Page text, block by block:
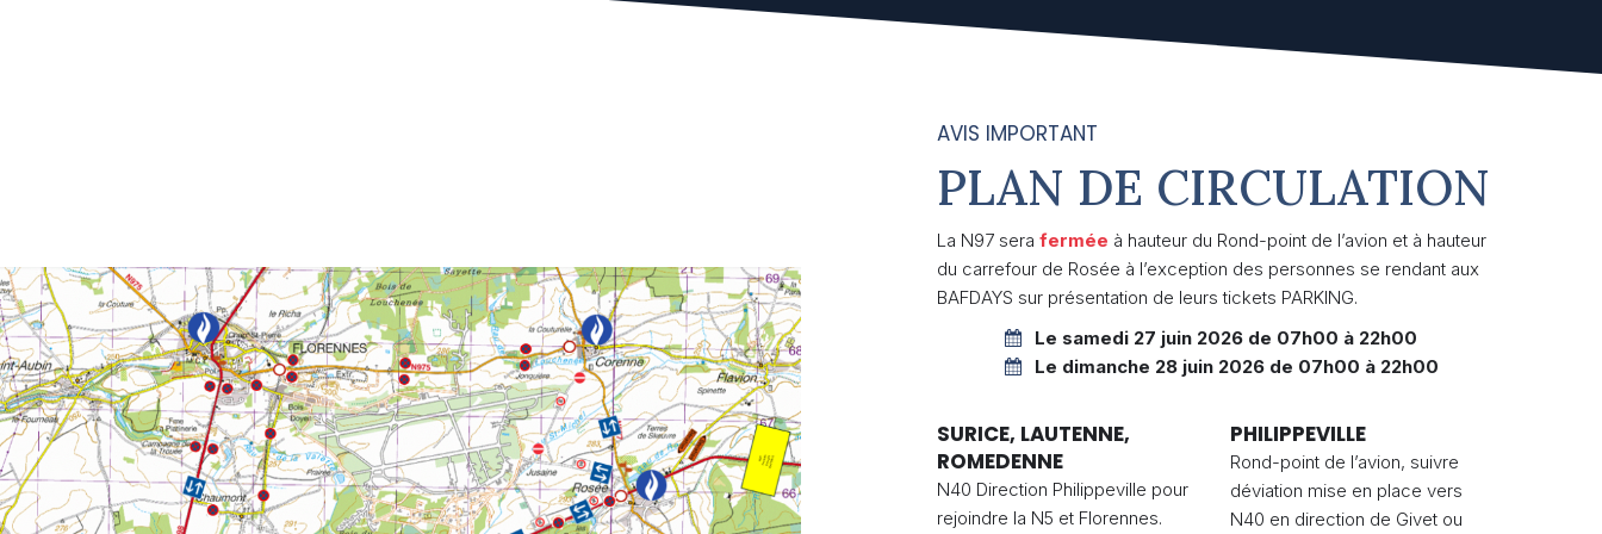
AVIS IMPORTANT
PLAN DE CIRCULATION
La N97 serafermée à hauteur du Rond-point de l’avion et à hauteur
du carrefour de Rosée à l’exception des personnes se rendant aux
BAFDAYS sur présentation de leurs tickets PARKING.
Le samedi 27 juin 2026 de 07h00 à 22h00
Le dimanche 28 juin 2026 de 07h00 à 22h00
SURICE, LAUTENNE,
ROMEDENNE
N40 Direction Philippeville pour
rejoindre la N5 et Florennes.
PHILIPPEVILLE
Rond-point de l’avion, suivre
déviation mise en place vers
N40 en direction de Givet ou